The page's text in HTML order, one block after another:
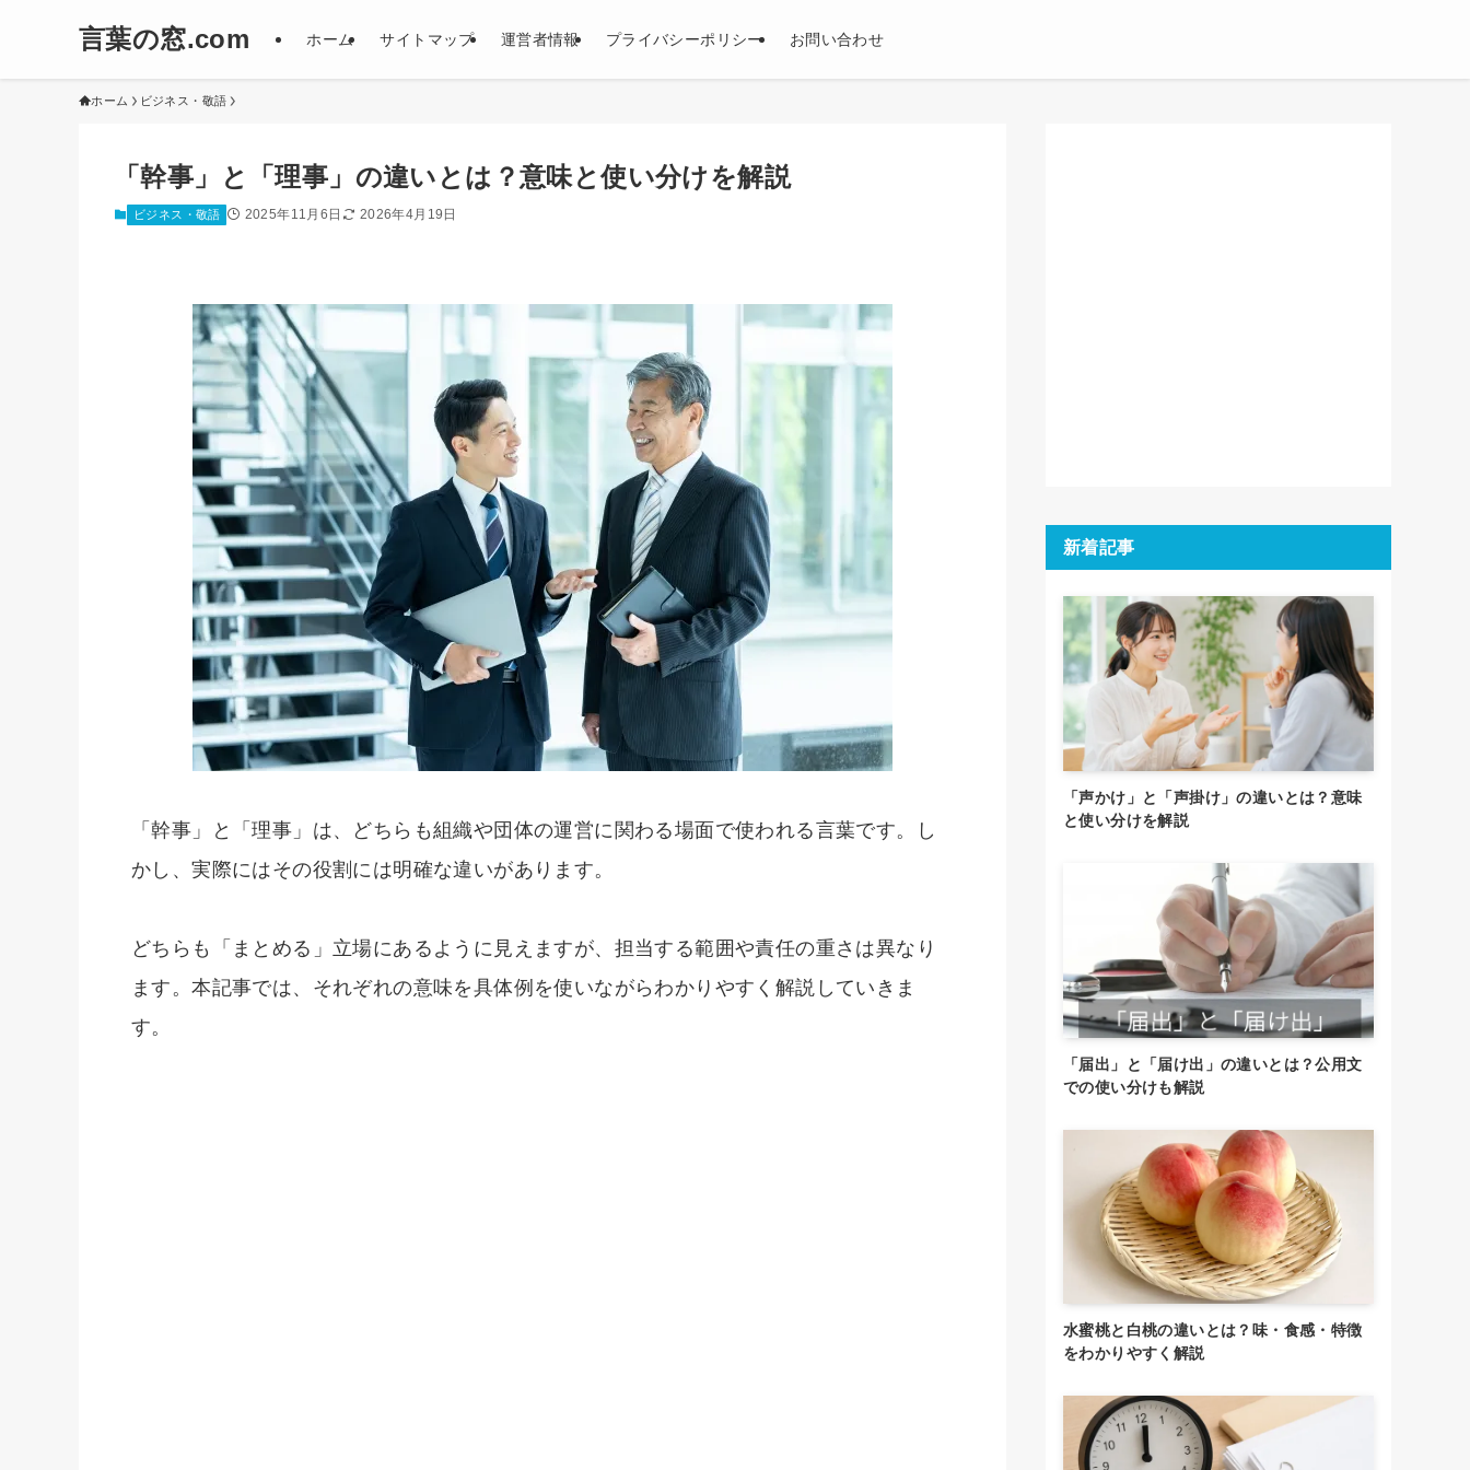
言葉の窓.com ホーム サイトマップ 運営者情報 プライバシーポリシー お問い合わせ
ホーム ビジネス・敬語
「幹事」と「理事」の違いとは？意味と使い分けを解説
ビジネス・敬語 2025年11月6日 2026年4月19日
「幹事」と「理事」は、どちらも組織や団体の運営に関わる場面で使われる言葉です。し
かし、実際にはその役割には明確な違いがあります。
どちらも「まとめる」立場にあるように見えますが、担当する範囲や責任の重さは異なり
ます。本記事では、それぞれの意味を具体例を使いながらわかりやすく解説していきま
す。
新着記事
「声かけ」と「声掛け」の違いとは？意味
と使い分けを解説
「届出」と「届け出」の違いとは？公用文
での使い分けも解説
水蜜桃と白桃の違いとは？味・食感・特徴
をわかりやすく解説